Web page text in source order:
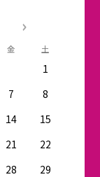
金 土
1
7
8
14
15
21
22
28
29